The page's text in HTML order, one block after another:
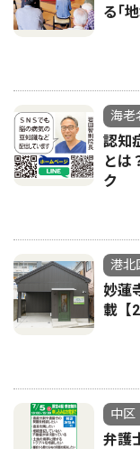
る｢
海老
認知
とは
ク
港北
妙蓮
載【
中区
弁護